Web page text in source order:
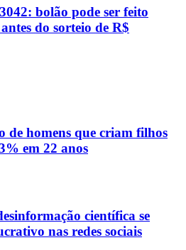
bolão pode ser feito
do sorteio de R$
de homens que criam filhos
em 22 anos
científica se
nas redes sociais